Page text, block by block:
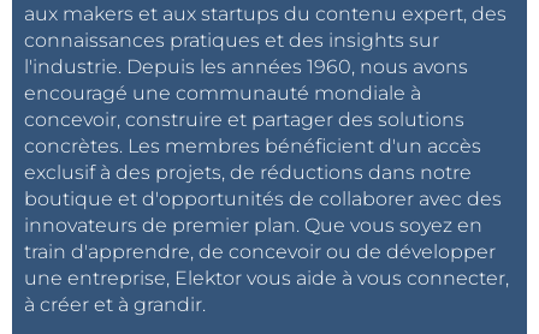
aux makers et aux startups du contenu expert, des
connaissances pratiques et des insights sur
l'industrie. Depuis les années 1960, nous avons
encouragé une communauté mondiale à
concevoir, construire et partager des solutions
concrètes. Les membres bénéficient d'un accès
exclusif à des projets, de réductions dans notre
boutique et d'opportunités de collaborer avec des
innovateurs de premier plan. Que vous soyez en
train d'apprendre, de concevoir ou de développer
une entreprise, Elektor vous aide à vous connecter,
à créer et à grandir.